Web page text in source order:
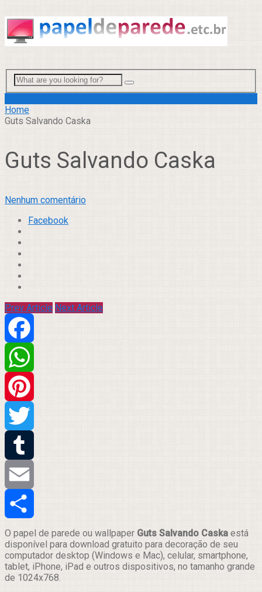
Home
Guts Salvando Caska
Guts Salvando Caska
Nenhum comentário
Facebook
Prev Article Next Article
Facebook
WhatsApp
Pinterest
Twitter
Tumblr
Email
Compartilhar
O papel de parede ou wallpaper Guts Salvando Caska está
disponível para download gratuito para decoração de seu
computador desktop (Windows e Mac), celular, smartphone,
tablet, iPhone, iPad e outros dispositivos, no tamanho grande
de 1024x768.